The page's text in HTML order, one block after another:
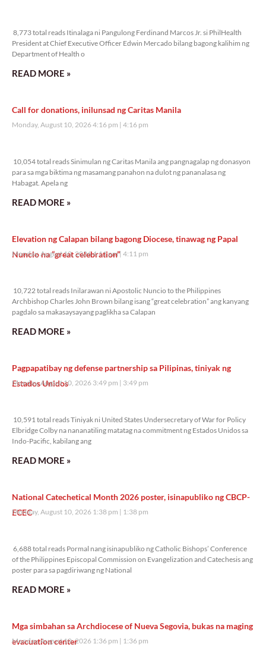
8,773 total reads Itinalaga ni Pangulong Ferdinand Marcos Jr. si PhilHealth
President at Chief Executive Officer Edwin Mercado bilang bagong kalihim ng
Department of Health o
READ MORE »
Call for donations, inilunsad ng Caritas Manila
Monday, August 10, 2026 4:16 pm 4:16 pm
10,054 total reads Sinimulan ng Caritas Manila ang pangnagalap ng donasyon
para sa mga biktima ng masamang panahon na dulot ng pananalasa ng
Habagat. Apela ng
READ MORE »
Elevation ng Calapan bilang bagong Diocese, tinawag ng Papal
Nuncio na “great celebration”
Monday, August 10, 2026 4:11 pm 4:11 pm
10,722 total reads Inilarawan ni Apostolic Nuncio to the Philippines
Archbishop Charles John Brown bilang isang “great celebration” ang kanyang
pagdalo sa makasaysayang paglikha sa Calapan
READ MORE »
Pagpapatibay ng defense partnership sa Pilipinas, tiniyak ng
Estados Unidos
Monday, August 10, 2026 3:49 pm 3:49 pm
10,591 total reads Tiniyak ni United States Undersecretary of War for Policy
Elbridge Colby na nananatiling matatag na commitment ng Estados Unidos sa
Indo-Pacific, kabilang ang
READ MORE »
National Catechetical Month 2026 poster, isinapubliko ng CBCP-
ECEC
Monday, August 10, 2026 1:38 pm 1:38 pm
6,688 total reads Pormal nang isinapubliko ng Catholic Bishops’ Conference
of the Philippines Episcopal Commission on Evangelization and Catechesis ang
poster para sa pagdiriwang ng National
READ MORE »
Mga simbahan sa Archdiocese of Nueva Segovia, bukas na maging
evacuation center
Monday, August 10, 2026 1:36 pm 1:36 pm